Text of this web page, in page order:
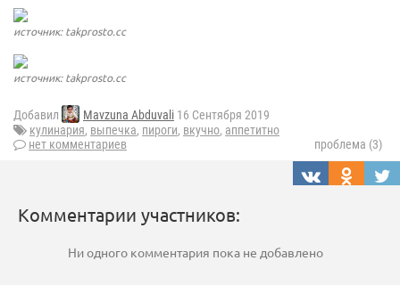
источник: takprosto.cc
источник: takprosto.cc
Добавил Mavzuna Abduvali 16 Сентября 2019
кулинария, выпечка, пироги, вкучно, аппетитно
нет комментариев
проблема (3)
Комментарии участников:
Ни одного комментария пока не добавлено